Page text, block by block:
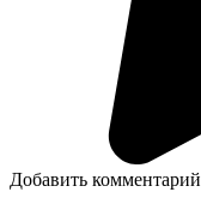
Добавить комментарий